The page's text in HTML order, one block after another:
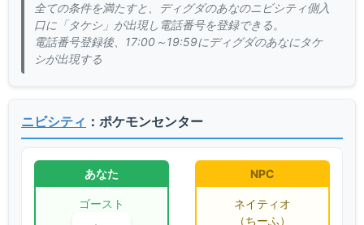
全ての条件を満たすと、ディグダのあなのニビシティ側入
口に「タケシ」が出現し電話番号を登録できる。
電話番号登録後、17:00～19:59にディグダのあなにタケ
シが出現する
ニビシティ ：ポケモンセンター
あなた
ゴースト
NPC
ネイティオ
（ちーふ）